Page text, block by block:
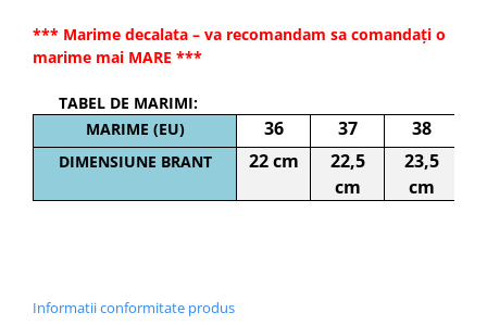
*** Marime decalata – va recomandam sa comandați o
marime mai MARE ***
TABEL DE MARIMI:
MARIME (EU)
36 37 38
DIMENSIUNE BRANT 22 cm
22,5
cm
23,5
cm
Informatii conformitate produs